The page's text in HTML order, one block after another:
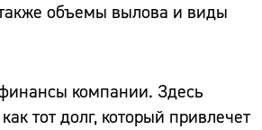
объемы вылова и виды
компании. Здесь
тот долг, который привлечет